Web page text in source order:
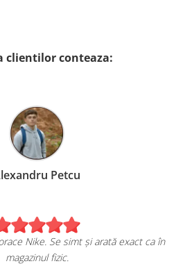
clientilor conteaza:
Petcu
Nike. Se simt și arată exact ca în
magazinul fizic.